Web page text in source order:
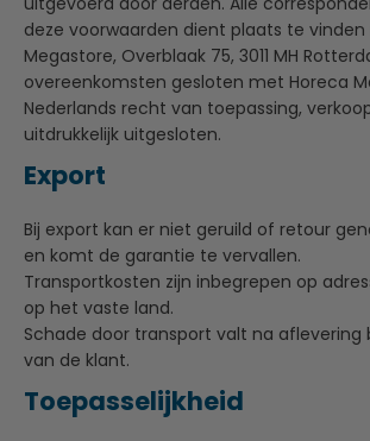
deze voorwaarden dient plaats te
Megastore, Overblaak 75, 3011 MH
overeenkomsten gesloten met Horeca
Nederlands recht van toepassing,
uitdrukkelijk uitgesloten.
Export
Bij export kan er niet geruild of retour
en komt de garantie te vervallen.
Transportkosten zijn inbegrepen op
op het vaste land.
Schade door transport valt na aflevering
van de klant.
Toepasselijkheid